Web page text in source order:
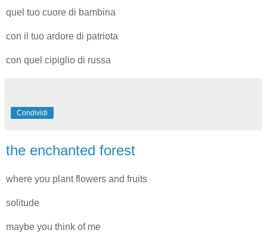
quel tuo cuore di bambina
con il tuo ardore di patriota
con quel cipiglio di russa
Condividi
the enchanted forest
where you plant flowers and fruits
solitude
maybe you think of me